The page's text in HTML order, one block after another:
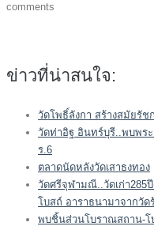
comments
ข่าวที่น่าสนใจ:
วัดโพธิ์ลังกา สร้างสมัยรัช
วัดท่าอิฐ อินทร์บุรี..พบพระ
ร.6
ตลาดนัดหลังวัดเสาธงทอง
วัดศรีจุฬามณี..วัดเก่า285
โบสถ์ อาราธนามาจากวัด
พบชิ้นส่วนโบราณสถาน-โ